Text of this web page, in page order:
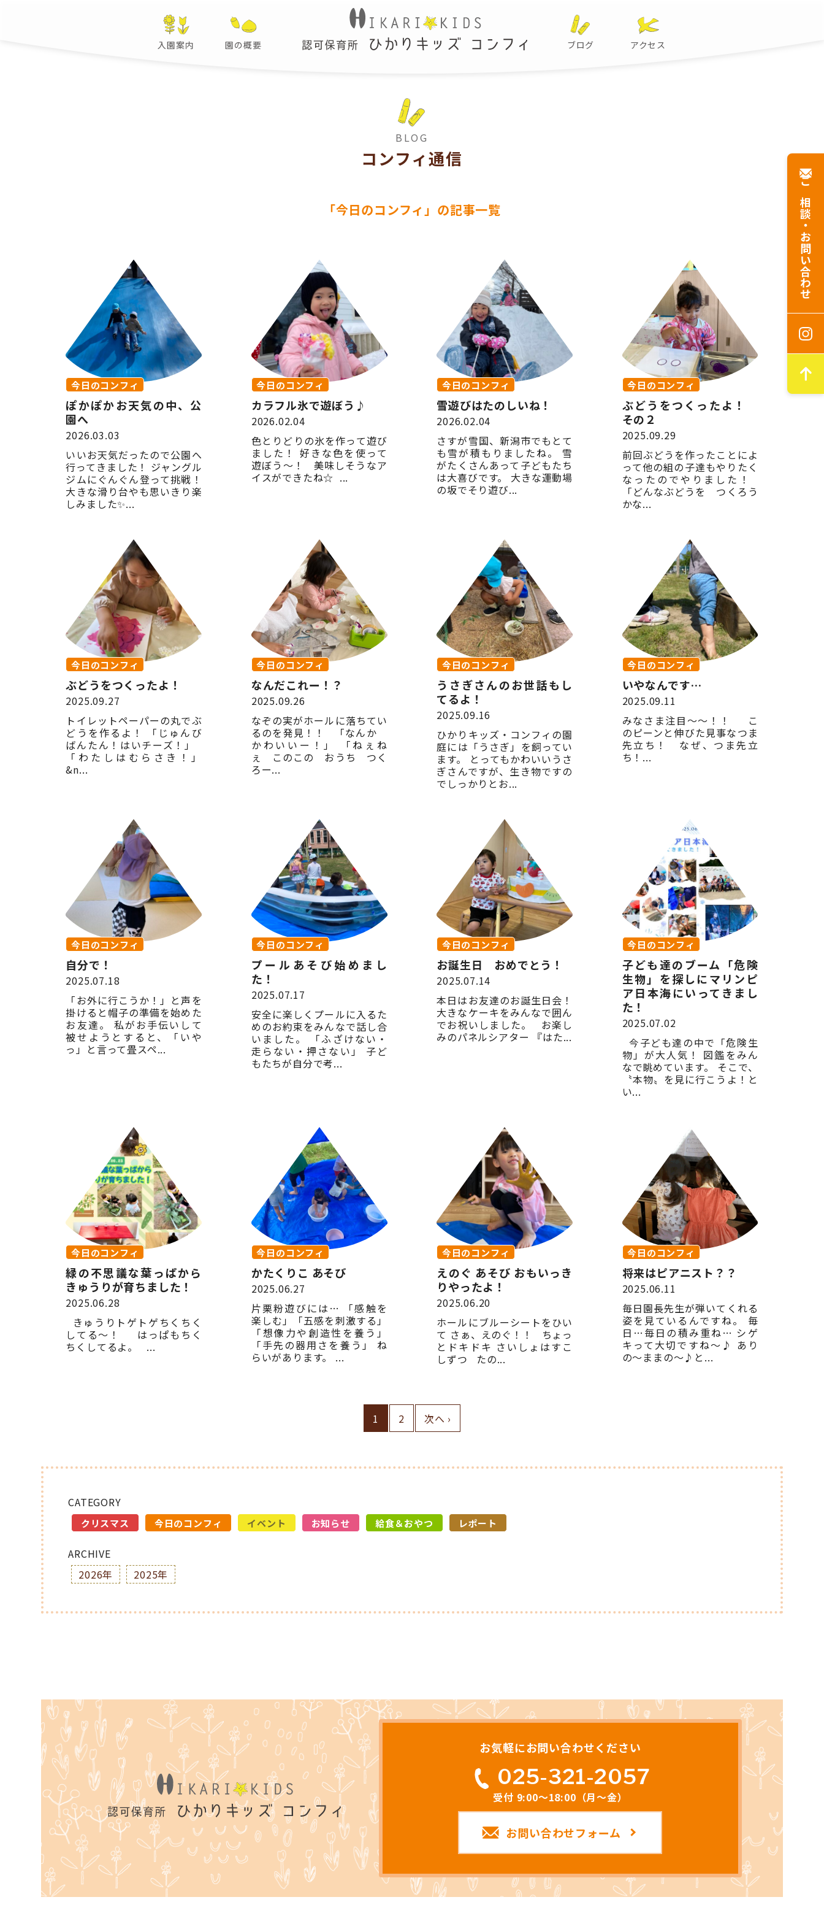
入園案内 園の概要 ブログ アクセス
ご相談・
お問い合わせ
BLOG
コンフィ通信
「今日のコンフィ」の記事一覧
今日のコンフィ
ぽかぽかお天気の中、公
園へ
2026.03.03
いいお天気だったので公園へ
行ってきました！ ジャングル
ジムにぐんぐん登って挑戦！
大きな滑り台やも思いきり楽
しみました✨...
今日のコンフィ
カラフル氷で遊ぼう♪
2026.02.04
色とりどりの氷を作って遊び
ました！ 好きな色を使って
遊ぼう〜！ 美味しそうなア
イスができたね☆ ...
今日のコンフィ
雪遊びはたのしいね！
2026.02.04
さすが雪国、新潟市でもとて
も雪が積もりましたね。 雪
がたくさんあって子どもたち
は大喜びです。 大きな運動場
の坂でそり遊び...
今日のコンフィ
ぶどうをつくったよ！
その２
2025.09.29
前回ぶどうを作ったことによ
って他の組の子達もやりたく
なったのでやりました！
「どんなぶどうを つくろう
かな...
今日のコンフィ
ぶどうをつくったよ！
2025.09.27
トイレットペーパーの丸でぶ
どうを作るよ！ 「じゅんび
ばんたん！はいチーズ！」
「わたしはむらさき！」
&n...
今日のコンフィ
なんだこれー！？
2025.09.26
なぞの実がホールに落ちてい
るのを発見！！ 「なんか
かわいいー！」 「ねぇね
ぇ このこの おうち つく
ろー...
今日のコンフィ
うさぎさんのお世話もし
てるよ！
2025.09.16
ひかりキッズ・コンフィの園
庭には「うさぎ」を飼ってい
ます。 とってもかわいいうさ
ぎさんですが、生き物ですの
でしっかりとお...
今日のコンフィ
いやなんです…
2025.09.11
みなさま注目〜〜！！ こ
のピーンと伸びた見事なつま
先立ち！ なぜ、つま先立
ち！...
今日のコンフィ
自分で！
2025.07.18
「お外に行こうか！」と声を
掛けると帽子の準備を始めた
お友達。 私がお手伝いして
被せようとすると、「いや
っ」と言って畳スペ...
今日のコンフィ
プールあそび始めまし
た！
2025.07.17
安全に楽しくプールに入るた
めのお約束をみんなで話し合
いました。 「ふざけない・
走らない・押さない」 子ど
もたちが自分で考...
今日のコンフィ
お誕生日 おめでとう！
2025.07.14
本日はお友達のお誕生日会！
大きなケーキをみんなで囲ん
でお祝いしました。 お楽し
みのパネルシアター 『はた...
今日のコンフィ
子ども達のブーム「危険
生物」を探しにマリンピ
ア日本海にいってきまし
た！
2025.07.02
今子ども達の中で「危険生
物」が大人気！ 図鑑をみん
なで眺めています。 そこで、
〝本物〟を見に行こうよ！と
い...
今日のコンフィ
緑の不思議な葉っぱから
きゅうりが育ちました！
2025.06.28
きゅうりトゲトゲちくちく
してる〜！ はっぱもちく
ちくしてるよ。 ...
今日のコンフィ
かたくりこ あそび
2025.06.27
片栗粉遊びには… 「感触を
楽しむ」「五感を刺激する」
「想像力や創造性を養う」
「手先の器用さを養う」 ね
らいがあります。 ...
今日のコンフィ
えのぐ あそび おもいっき
りやったよ！
2025.06.20
ホールにブルーシートをひい
て さぁ、えのぐ！！ ちょっ
とドキドキ さいしょはすこ
しずつ たの...
今日のコンフィ
将来はピアニスト？？
2025.06.11
毎日園長先生が弾いてくれる
姿を見ているんですね。 毎
日…毎日の積み重ね… シゲ
キって大切ですね〜♪ あり
の〜ままの〜♪と...
1 2 次へ ›
CATEGORY
クリスマス 今日のコンフィ イベント お知らせ 給食＆おやつ レポート
ARCHIVE
2026年
2025年
お気軽にお問い合わせください
025-321-2057
受付 9:00～18:00（月～金）
お問い合わせフォーム